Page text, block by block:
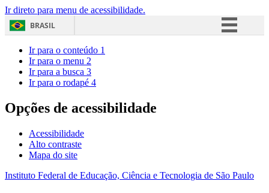
Ir direto para menu de acessibilidade.
BRASIL
Acesso à informação
Ir para o conteúdo 1
Ir para o menu 2
Ir para a busca 3
Ir para o rodapé 4
Opções de acessibilidade
Acessibilidade
Alto contraste
Mapa do site
Instituto Federal de Educação, Ciência e Tecnologia de São Paulo